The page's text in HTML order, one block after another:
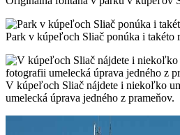
Park v kúpeľoch Sliač ponúka i takéto
V kúpeľoch Sliač nájdete i niekoľko
umelecká úprava jedného z prameňov.